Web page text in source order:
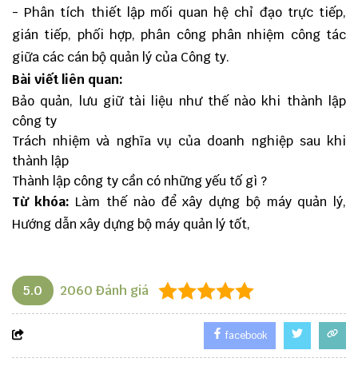
- Phân tích thiết lập mối quan hệ chỉ đạo trực tiếp,
gián tiếp, phối hợp, phân công phân nhiệm công tác
giữa các cán bộ quản lý của Công ty.
Bài viết liên quan:
Bảo quản, lưu giữ tài liệu như thế nào khi thành lập
công ty
Trách nhiệm và nghĩa vụ của doanh nghiệp sau khi
thành lập
Thành lập công ty cần có những yếu tố gì ?
Từ khóa: Làm thế nào để xây dựng bộ máy quản lý,
Hướng dẫn xây dựng bộ máy quản lý tốt,
5.0 2060 Đánh giá
facebook